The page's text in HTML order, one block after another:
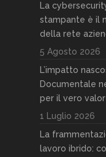
La
stampante è il
della rete
5 Agosto 2026
L’impatto
Documentale
per il vero
1 Luglio 2026
La
lavoro ibrido: